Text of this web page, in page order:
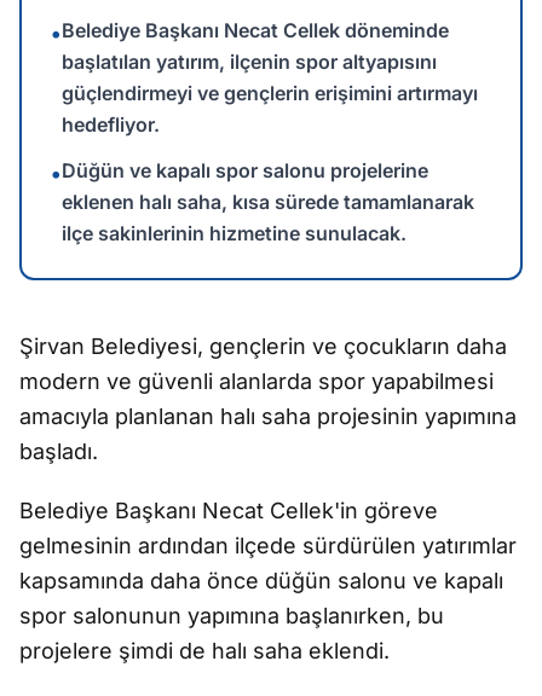
•Belediye Başkanı Necat Cellek döneminde
başlatılan yatırım, ilçenin spor altyapısını
güçlendirmeyi ve gençlerin erişimini artırmayı
hedefliyor.
•Düğün ve kapalı spor salonu projelerine
eklenen halı saha, kısa sürede tamamlanarak
ilçe sakinlerinin hizmetine sunulacak.
Şirvan Belediyesi, gençlerin ve çocukların daha
modern ve güvenli alanlarda spor yapabilmesi
amacıyla planlanan halı saha projesinin yapımına
başladı.
Belediye Başkanı Necat Cellek'in göreve
gelmesinin ardından ilçede sürdürülen yatırımlar
kapsamında daha önce düğün salonu ve kapalı
spor salonunun yapımına başlanırken, bu
projelere şimdi de halı saha eklendi.